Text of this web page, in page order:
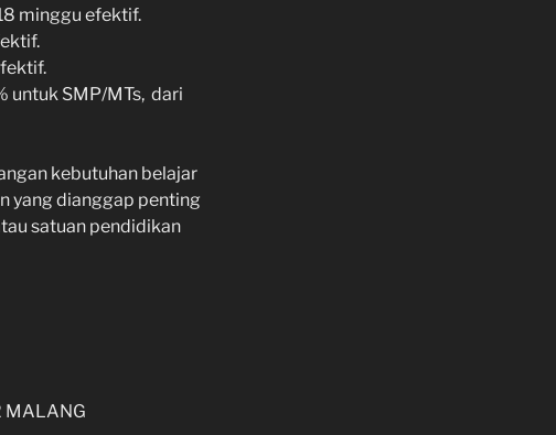
minggu efektif.
untuk SMP/MTs, dari
kebutuhan belajar
yang dianggap penting
satuan pendidikan
MALANG